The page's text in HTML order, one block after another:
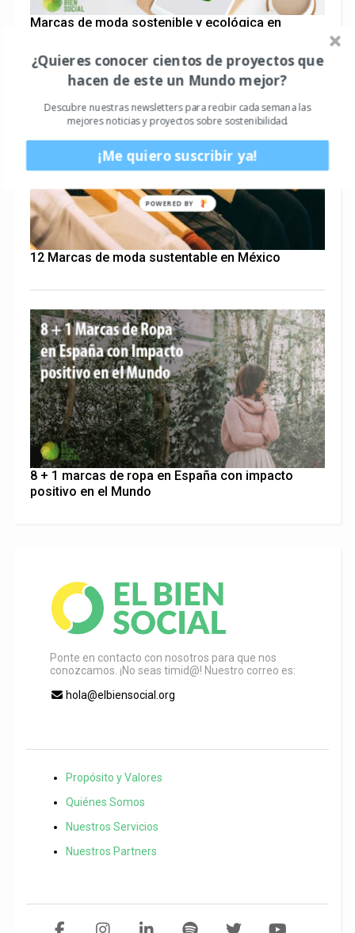
Marcas de moda sostenible y ecológica en
12 Marcas de moda sustentable en México
8 + 1 marcas de ropa en España con impacto
positivo en el Mundo
Ponte en contacto con nosotros para que nos
conozcamos. ¡No seas timid@! Nuestro correo es:
hola@elbiensocial.org
Propósito y Valores
Quiénes Somos
Nuestros Servicios
Nuestros Partners
¿Quieres conocer cientos de proyectos que
hacen de este un Mundo mejor?
Descubre nuestras newsletters para recibir cada semana las
mejores noticias y proyectos sobre sostenibilidad.
¡Me quiero suscribir ya!
POWERED BY